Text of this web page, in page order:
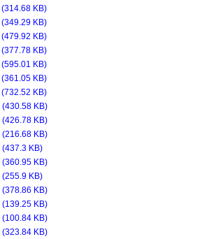
(314.68 KB)
(349.29 KB)
(479.92 KB)
(377.78 KB)
(595.01 KB)
(361.05 KB)
(732.52 KB)
(430.58 KB)
(426.78 KB)
(216.68 KB)
(437.3 KB)
(360.95 KB)
(255.9 KB)
(378.86 KB)
(139.25 KB)
(100.84 KB)
(323.84 KB)